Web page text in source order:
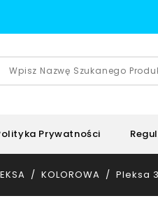
Prywatności
KOLOROWA Pleksa